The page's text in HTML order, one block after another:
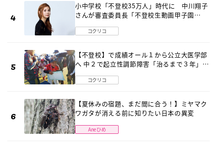
小中学校「不登校35万人」時代に 中川翔子
さんが審査委員長「不登校生動画甲子園
コクリコ
【不登校】で成績オール１から公立大医学部
へ 中２で起立性調節障害「治るまで３年」の
コクリコ
【夏休みの宿題、まだ間に合う！】ミヤマク
ワガタが消える前に知りたい日本の異変
Aneひめ